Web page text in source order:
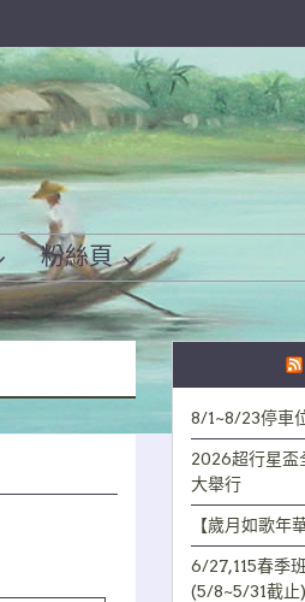
粉絲頁
8/1~8/23停車
2026超行星盃
大舉行
【歲月如歌年
6/27,115春季
(5/8~5/31截止)